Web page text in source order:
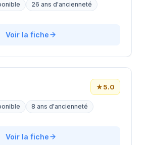
26 ans d'ancienneté
Voir la fiche
★5.0
8 ans d'ancienneté
Voir la fiche